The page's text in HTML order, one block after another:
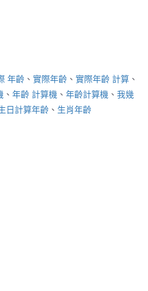
年齡 、實際年齡 、實際年齡 計算 、
、 年齡 計算機 、 年齡計算機 、 我幾
日計算年齡 、 生肖年齡